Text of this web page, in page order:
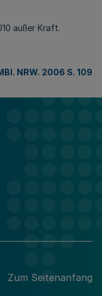
außer Kraft.
NRW. 2006 S. 109
Zum Seitenanfang